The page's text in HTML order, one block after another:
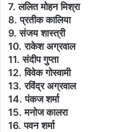
7. ललित मोहन मिश्रा
8. प्रतीक कालिया
9. संजय शास्त्री
10. राकेश अग्रवाल
11. संदीप गुप्ता
12. विवेक गोस्वामी
13. रविंद्र अग्रवाल
14. पंकज शर्मा
15. मनोज कालरा
16. पवन शर्मा